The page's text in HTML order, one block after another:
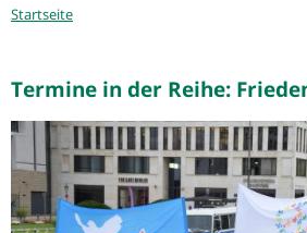
Sie
Startseite
Termine in der Reihe: